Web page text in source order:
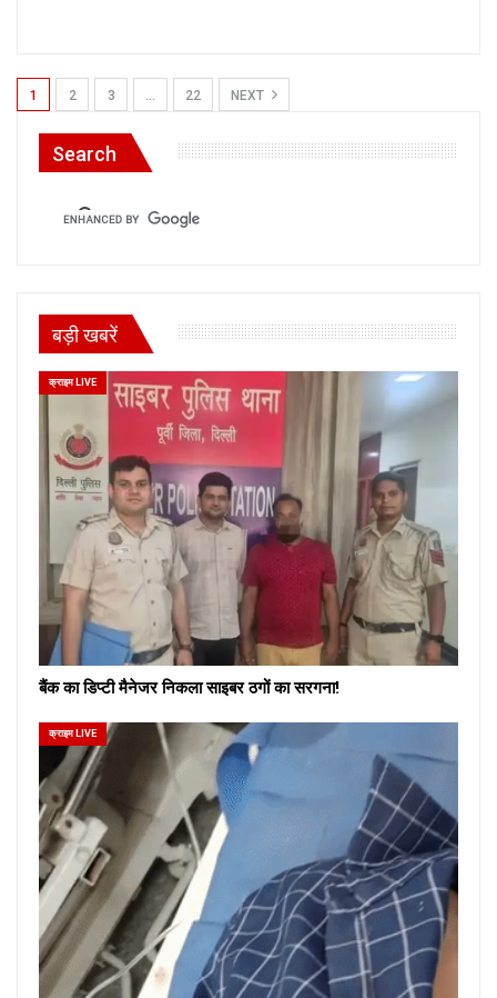
1 2 3 … 22 NEXT
Search
बड़ी खबरें
क्राइम LIVE
बैंक का डिप्टी मैनेजर निकला साइबर ठगों का सरगना!
क्राइम LIVE